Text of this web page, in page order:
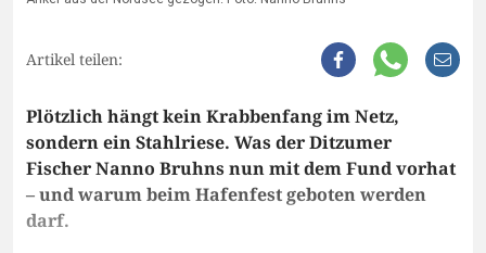
Artikel teilen:
Plötzlich hängt kein Krabbenfang im Netz,
sondern ein Stahlriese. Was der Ditzumer
Fischer Nanno Bruhns nun mit dem Fund vorhat
– und warum beim Hafenfest geboten werden
darf.